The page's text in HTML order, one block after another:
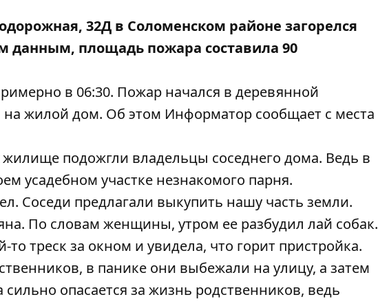
32Д в Соломенском районе загорелся
данным, площадь пожара составила 90
в 06:30. Пожар начался в деревянной
на жилой дом. Об этом Информатор сообщает с места
подожгли владельцы соседнего дома. Ведь в
усадебном участке незнакомого парня.
Соседи предлагали выкупить нашу часть земли.
По словам женщины, утром ее разбудил лай собак.
треск за окном и увидела, что горит пристройка.
в панике они выбежали на улицу, а затем
опасается за жизнь родственников, ведь